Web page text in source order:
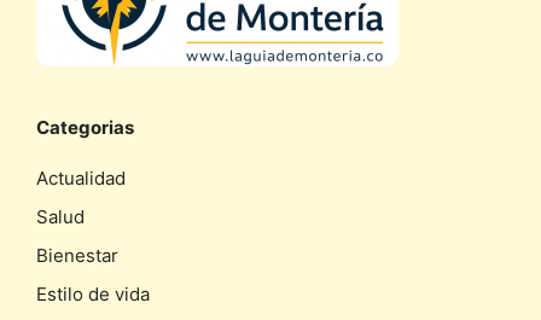
Categorias
Actualidad
Salud
Bienestar
Estilo de vida